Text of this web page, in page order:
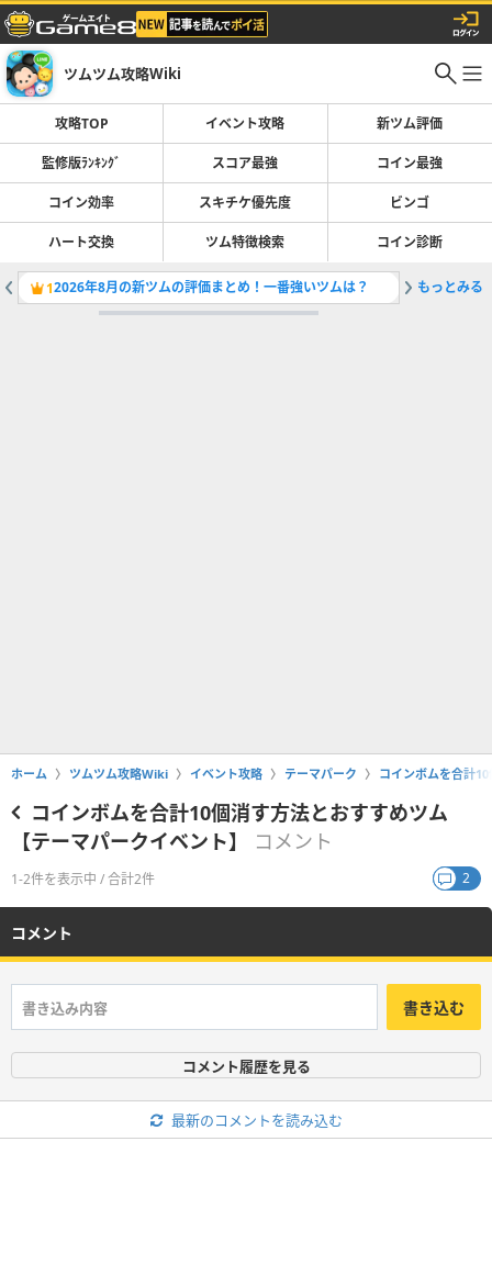
ツムツム攻略Wiki
攻略TOP イベント攻略 新ツム評価
監修版ﾗﾝｷﾝｸﾞ スコア最強 コイン最強
コイン効率 スキチケ優先度 ビンゴ
ハート交換 ツム特徴検索 コイン診断
12026年8月の新ツムの評価まとめ！一番強いツムは？ 2サマー
もっとみる
ホーム ツムツム攻略Wiki イベント攻略 テーマパーク コインボムを合計
コインボムを合計10個消す方法とおすすめツム
【テーマパークイベント】
コメント
1-2件を表示中 / 合計2件 2
コメント
書き込む
コメント履歴を見る
最新のコメントを読み込む